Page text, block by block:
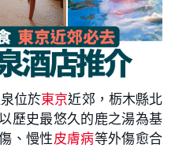
位於東京近郊，栃木縣北
歷史最悠久的鹿之湯為基
、慢性皮膚病等外傷愈合